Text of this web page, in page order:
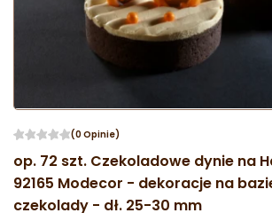
(0 Opinie)
op. 72 szt. Czekoladowe dynie na
92165 Modecor - dekoracje na
czekolady - dł. 25-30 mm